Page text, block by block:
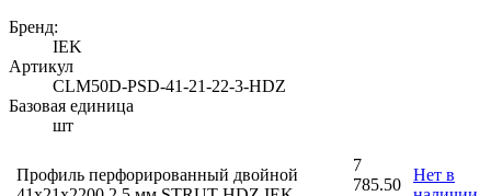
Бренд:
IEK
Артикул
CLM50D-PSD-41-21-22-3-HDZ
Базовая единица
шт
Профиль перфорированный двойной
7
785.50
Нет в